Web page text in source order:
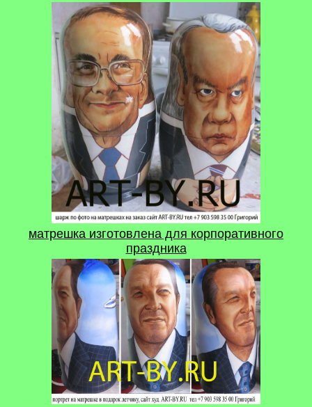
матрешка изготовлена для корпоративного
праздника